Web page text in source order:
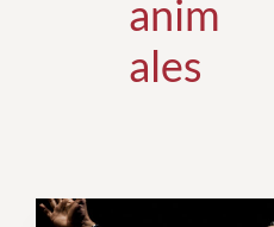
anim
ales